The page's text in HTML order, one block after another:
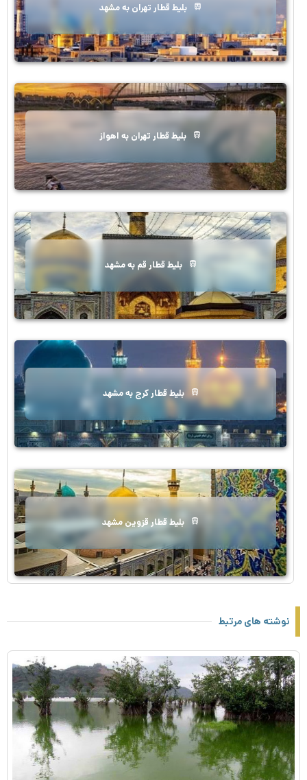
بلیط قطار تهران به مشهد
بلیط قطار تهران به اهواز
بلیط قطار قم به مشهد
بلیط قطار کرج به مشهد
بلیط قطار قزوین مشهد
نوشته های مرتبط